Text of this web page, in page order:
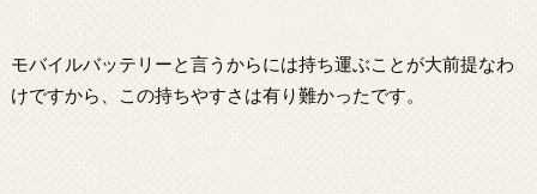
モバイルバッテリーと言うからには持ち運ぶことが大前提なわ
けですから、この持ちやすさは有り難かったです。